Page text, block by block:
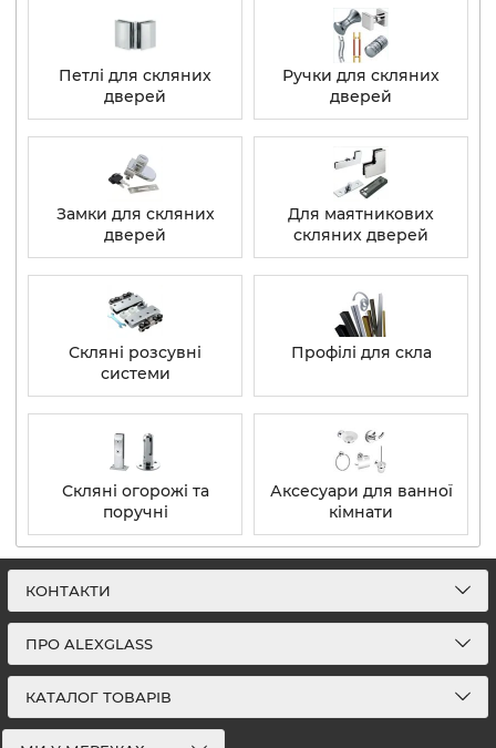
Петлі для скляних
дверей
Ручки для скляних
дверей
Замки для скляних
дверей
Для маятникових
скляних дверей
Скляні розсувні
системи
Профілі для скла
Скляні огорожі та
поручні
Аксесуари для ванної
кімнати
КОНТАКТИ
ПРО ALEXGLASS
КАТАЛОГ ТОВАРІВ